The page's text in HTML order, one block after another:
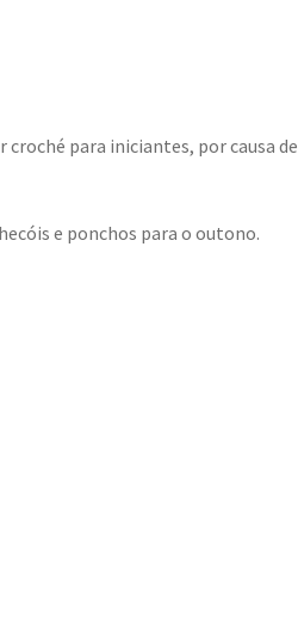
para iniciantes, por causa de
e ponchos para o outono.